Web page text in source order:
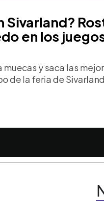
Sivarland?
en los
y saca las
de la feria de